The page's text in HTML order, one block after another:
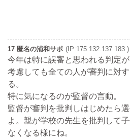
17 匿名の浦和サポ (IP:175.132.137.183 )
今年は特に誤審と思われる判定
考慮しても全ての人が審判に対
る。
特に気になるのが監督の言動。
監督が審判を批判しはじめたら
よ。親が学校の先生を批判して
なくなる様にね。